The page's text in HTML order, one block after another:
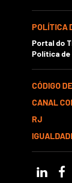
POLÍTICA
Portal do
Política de
CÓDIGO
CANAL
RJ